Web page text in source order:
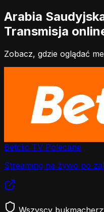
Arabia
Transmisja
Zobacz, gdzie oglądać
Betclic TV Polecane
Streaming na żywo po
Wszyscy